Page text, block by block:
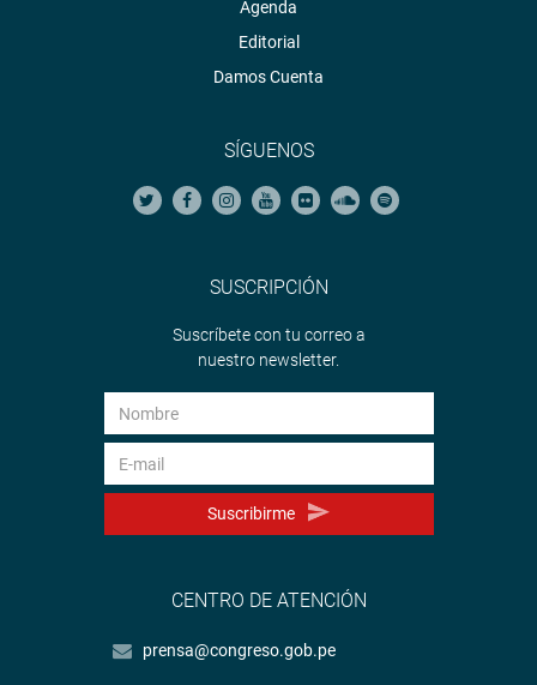
Agenda
Editorial
Damos Cuenta
SÍGUENOS
SUSCRIPCIÓN
Suscríbete con tu correo a
nuestro newsletter.
Suscribirme
CENTRO DE ATENCIÓN
prensa@congreso.gob.pe